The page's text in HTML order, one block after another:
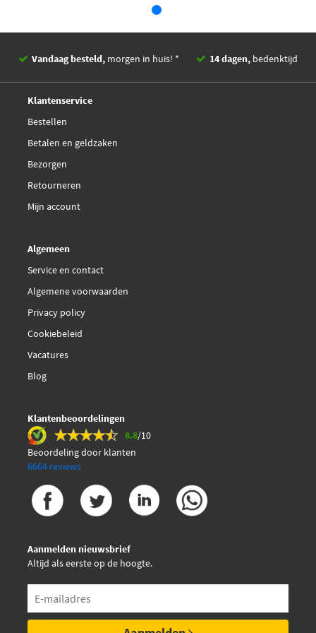
Vandaag besteld, morgen in huis! * 14 dagen, bedenktijd
Klantenservice
Bestellen
Betalen en geldzaken
Bezorgen
Retourneren
Mijn account
Algemeen
Service en contact
Algemene voorwaarden
Privacy policy
Cookiebeleid
Vacatures
Blog
Klantenbeoordelingen
8.8/10
Beoordeling door klanten
6664 reviews
Aanmelden nieuwsbrief
Altijd als eerste op de hoogte.